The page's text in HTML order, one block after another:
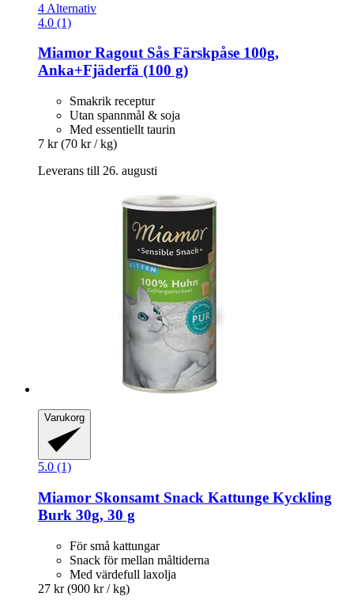
4 Alternativ
4.0 (1)
Miamor Ragout Sås Färskpåse 100g,
Anka+Fjäderfä (100 g)
Smakrik receptur
Utan spannmål & soja
Med essentiellt taurin
7 kr (70 kr / kg)
Leverans till 26. augusti
Varukorg
5.0 (1)
Miamor Skonsamt Snack Kattunge Kyckling
Burk 30g, 30 g
För små kattungar
Snack för mellan måltiderna
Med värdefull laxolja
27 kr (900 kr / kg)